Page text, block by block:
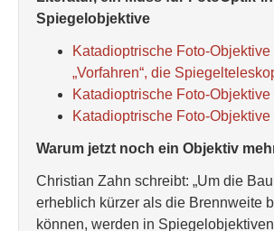
Spiegelobjektive
Katadioptrische Foto-
„Vorfahren“, die
Katadioptrische Foto-Objektive
Katadioptrische Foto-Objektive
Warum jetzt noch ein Objektiv
Christian Zahn schreibt: „Um die
erheblich kürzer als die Brennweite
können, werden in